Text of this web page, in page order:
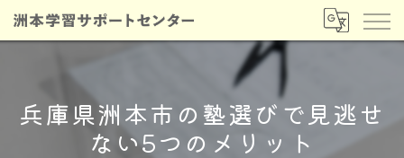
兵庫県洲本市の塾選びで見逃せ
ない5つのメリット